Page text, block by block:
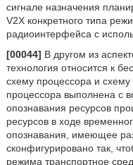
сигнале назначения
V2X конкретного типа
радиоинтерфейса с
[00044] В другом из
технология относится к
схему процессора и
процессора выполнена с
опознавания ресурсов
ресурсов в ходе
опознавания, имеющее
сконфигурировано так,
режима транспортное